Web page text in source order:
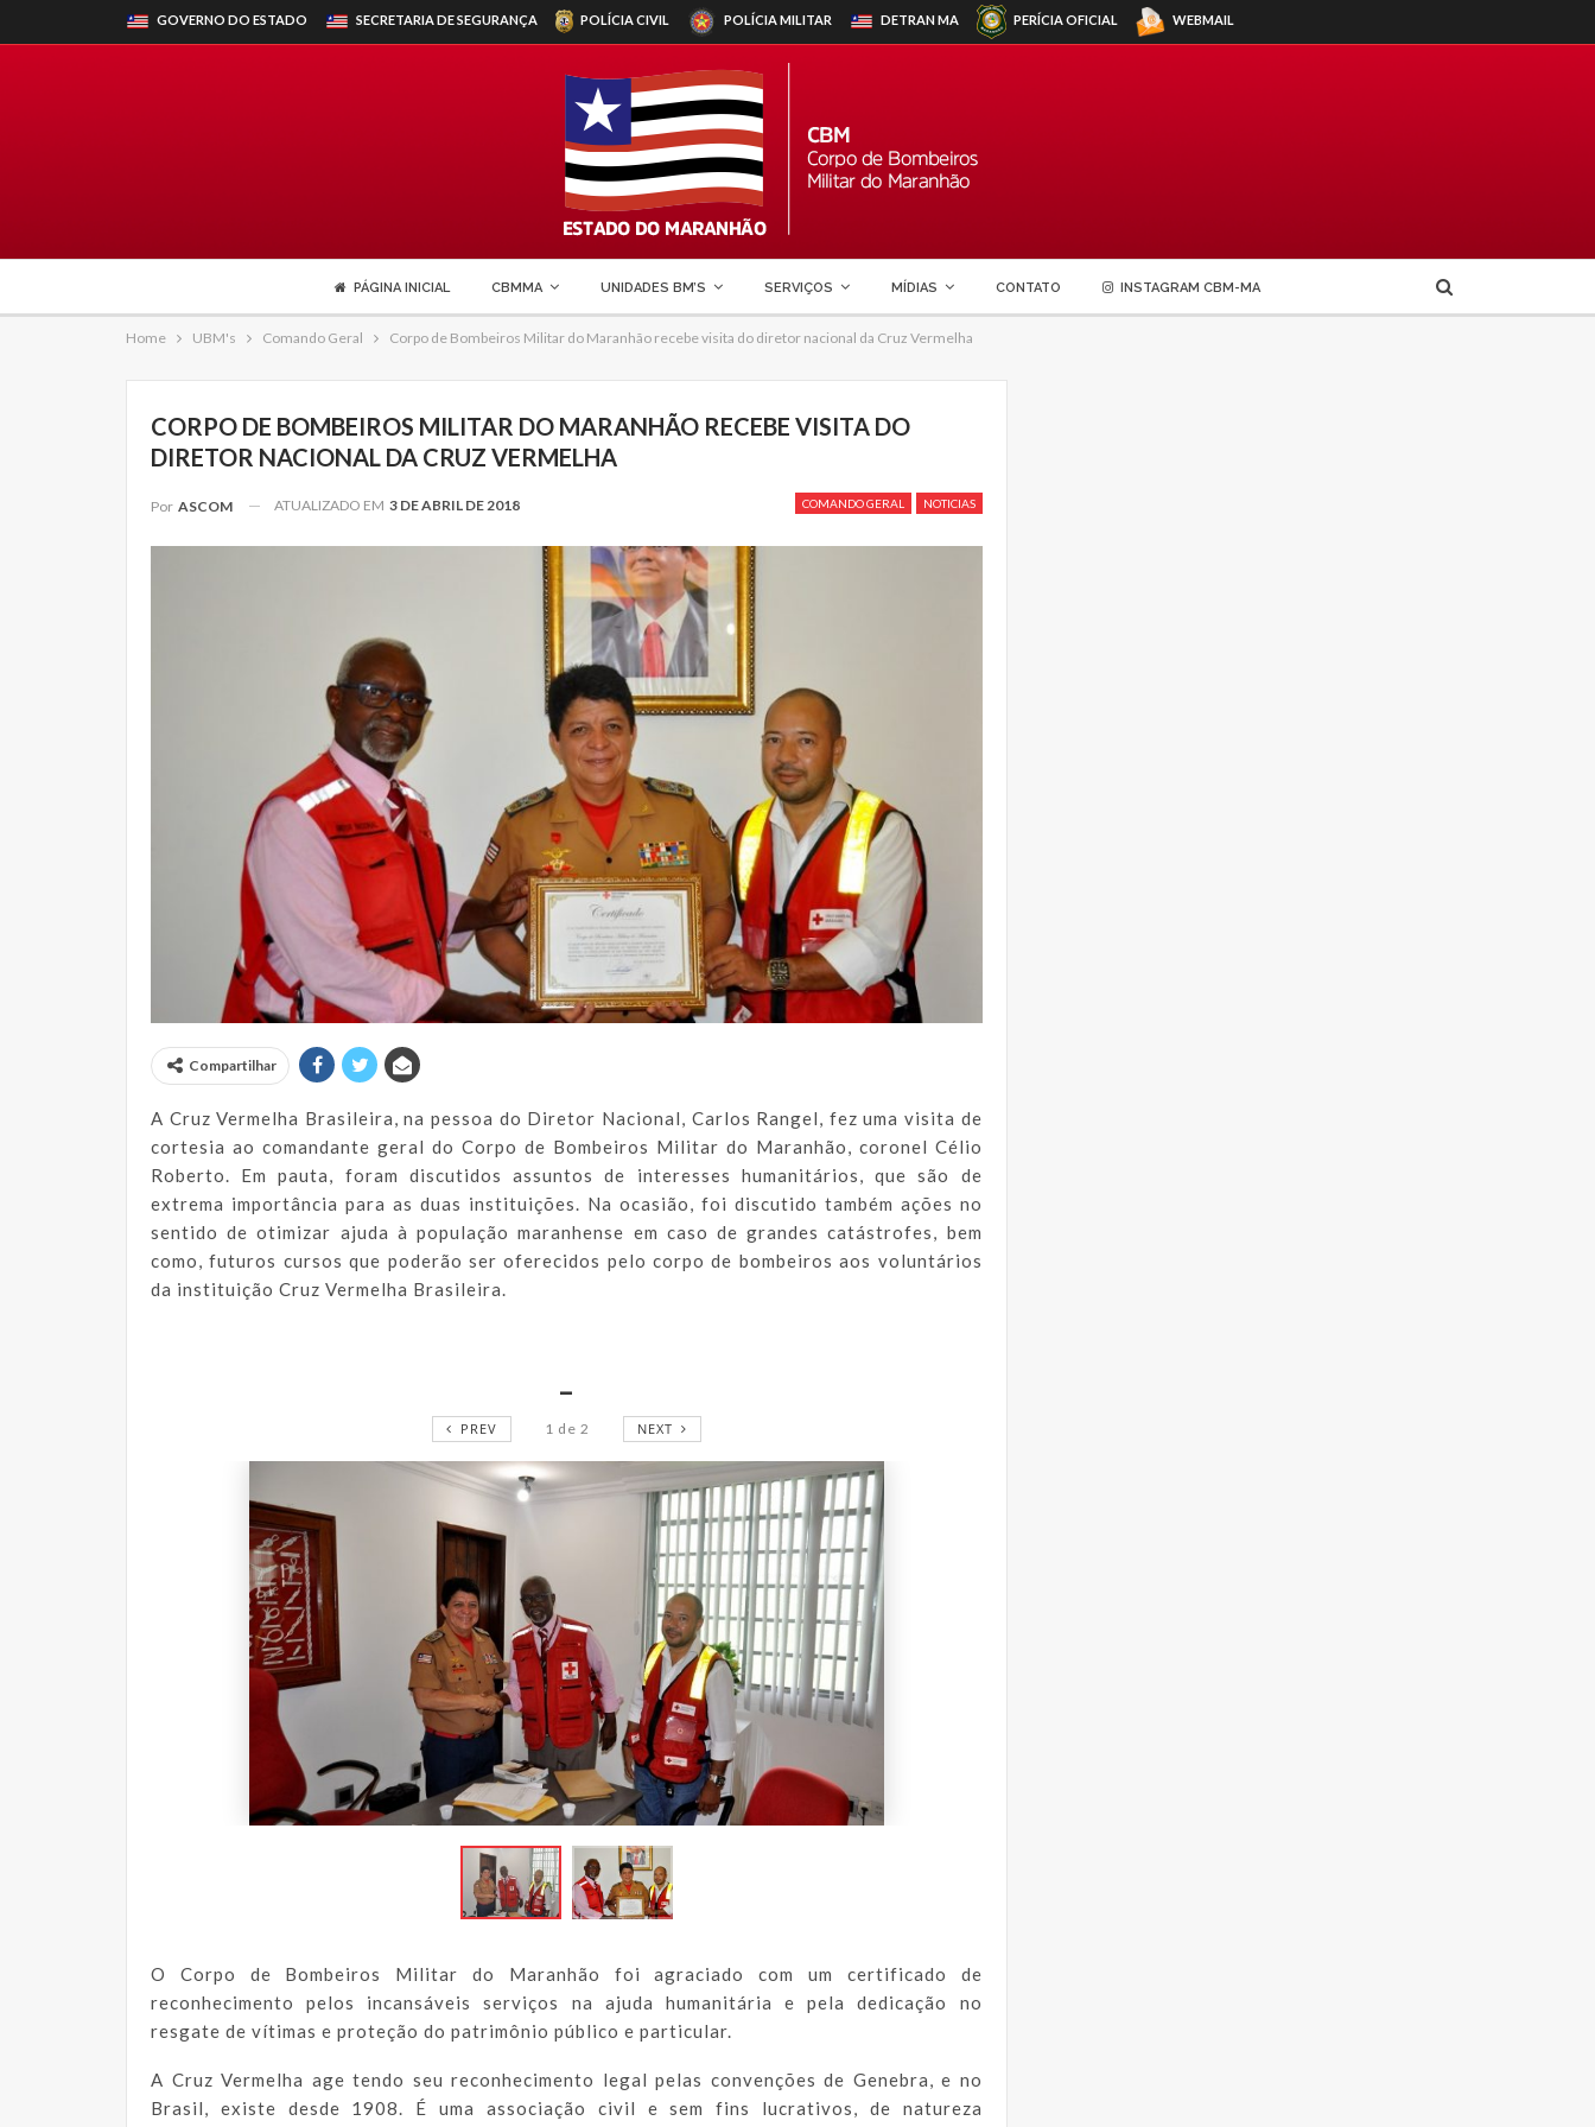
GOVERNO DO ESTADO SECRETARIA DE SEGURANÇA POLÍCIA CIVIL POLÍCIA MILITAR DETRANMA PERÍCIA OFICIAL WEBMAIL
PÁGINA INICIAL CBMMA UNIDADES BM’S SERVIÇOS MÍDIAS CONTATO INSTAGRAM CBM-MA
Home UBM's Comando Geral Corpo de Bombeiros Militar do Maranhão recebe visita do diretor nacional da Cruz Vermelha
CORPO DE BOMBEIROS MILITAR DO MARANHÃO RECEBE VISITA DO
DIRETOR NACIONAL DA CRUZ VERMELHA
COMANDO GERAL NOTICIAS
Por ASCOM ATUALIZADO EM 3 DE ABRIL DE 2018
Compartilhar
A Cruz Vermelha Brasileira, na pessoa do Diretor Nacional, Carlos Rangel, fez uma visita de
cortesia ao comandante geral do Corpo de Bombeiros Militar do Maranhão, coronel Célio
Roberto. Em pauta, foram discutidos assuntos de interesses humanitários, que são de
extrema importância para as duas instituições. Na ocasião, foi discutido também ações no
sentido de otimizar ajuda à população maranhense em caso de grandes catástrofes, bem
como, futuros cursos que poderão ser oferecidos pelo corpo de bombeiros aos voluntários
da instituição Cruz Vermelha Brasileira.
PREV 1 de 2 NEXT
O Corpo de Bombeiros Militar do Maranhão foi agraciado com um certificado de
reconhecimento pelos incansáveis serviços na ajuda humanitária e pela dedicação no
resgate de vítimas e proteção do patrimônio público e particular.
A Cruz Vermelha age tendo seu reconhecimento legal pelas convenções de Genebra, e no
Brasil, existe desde 1908. É uma associação civil e sem fins lucrativos, de natureza